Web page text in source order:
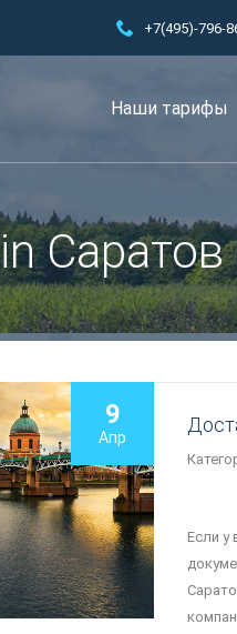
+7(495)-796-
Наши тарифы
Саратов
9
Апр
Если у